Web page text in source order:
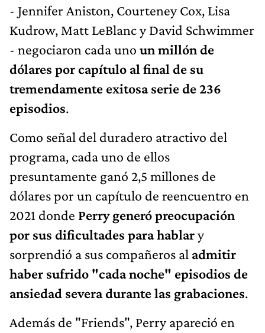
- Jennifer Aniston, Courteney Cox, Lisa
Kudrow, Matt LeBlanc y David Schwimmer
- negociaron cada uno un millón de
dólares por capítulo al final de su
tremendamente exitosa serie de 236
episodios.
Como señal del duradero atractivo del
programa, cada uno de ellos
presuntamente ganó 2,5 millones de
dólares por un capítulo de reencuentro en
2021 donde Perry generó preocupación
por sus dificultades para hablary
sorprendió a sus compañeros al admitir
haber sufrido "cada noche" episodios de
ansiedad severa durante las grabaciones.
Además de "Friends", Perry apareció en